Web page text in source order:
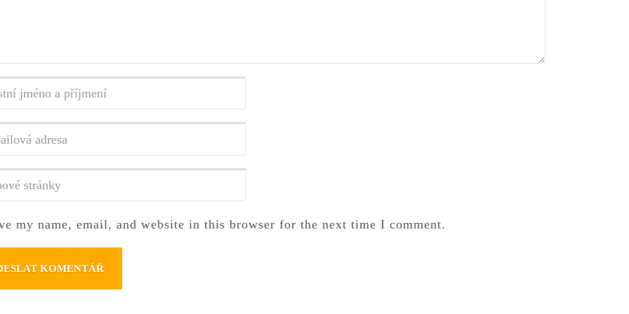
*
my name, email, and website in this browser for the next time I comment.